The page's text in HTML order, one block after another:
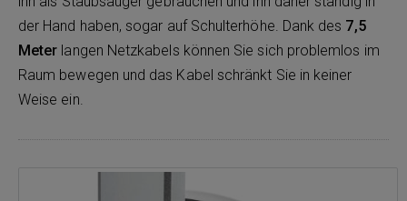
der Hand haben, sogar auf Schulterhöhe. Dank des 7,5
Meter langen Netzkabels können Sie sich problemlos im
Raum bewegen und das Kabel schränkt Sie in keiner
Weise ein.